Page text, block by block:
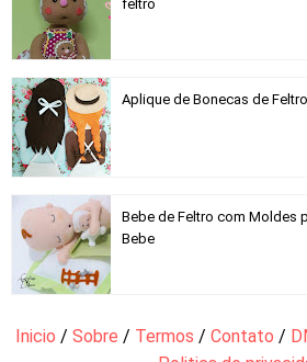
feltro
Aplique de Bonecas de
Bebe de Feltro com Moldes
Bebe
Inicio / Sobre / Termos / Contato /